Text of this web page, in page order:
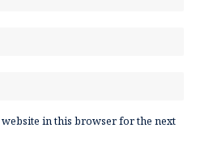
website in this browser for the next